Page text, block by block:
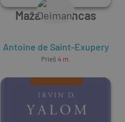
Mažasis princas
Antoine de Saint-Exupery
Prieš 4 m.